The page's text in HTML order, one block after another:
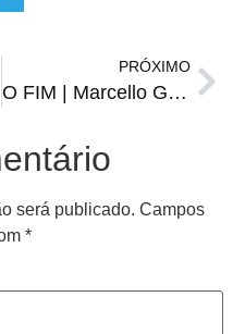
PRÓXIMO
O FIM | Marcello Gallardo anuncia que deixará o River Plate
será publicado. Campos
*